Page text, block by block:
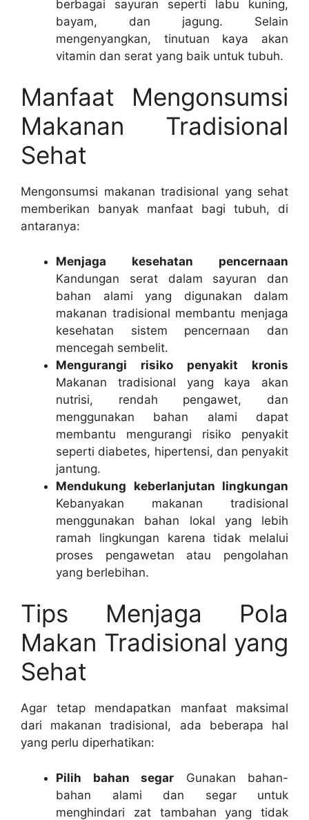
berbagai sayuran seperti labu kuning,
bayam, dan jagung. Selain
mengenyangkan, tinutuan kaya akan
vitamin dan serat yang baik untuk tubuh.
Manfaat Mengonsumsi
Makanan Tradisional
Sehat
Mengonsumsi makanan tradisional yang sehat
memberikan banyak manfaat bagi tubuh, di
antaranya:
Menjaga kesehatan pencernaan
Kandungan serat dalam sayuran dan
bahan alami yang digunakan dalam
makanan tradisional membantu menjaga
kesehatan sistem pencernaan dan
mencegah sembelit.
Mengurangi risiko penyakit kronis
Makanan tradisional yang kaya akan
nutrisi, rendah pengawet, dan
menggunakan bahan alami dapat
membantu mengurangi risiko penyakit
seperti diabetes, hipertensi, dan penyakit
jantung.
Mendukung keberlanjutan lingkungan
Kebanyakan makanan tradisional
menggunakan bahan lokal yang lebih
ramah lingkungan karena tidak melalui
proses pengawetan atau pengolahan
yang berlebihan.
Tips Menjaga Pola
Makan Tradisional yang
Sehat
Agar tetap mendapatkan manfaat maksimal
dari makanan tradisional, ada beberapa hal
yang perlu diperhatikan:
Pilih bahan segar Gunakan bahan-
bahan alami dan segar untuk
menghindari zat tambahan yang tidak